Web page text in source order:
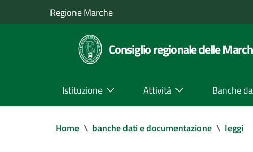
Regione Marche
Consiglio regionale delle
Istituzione Attività Banche
Home \ banche dati e documentazione \ leggi